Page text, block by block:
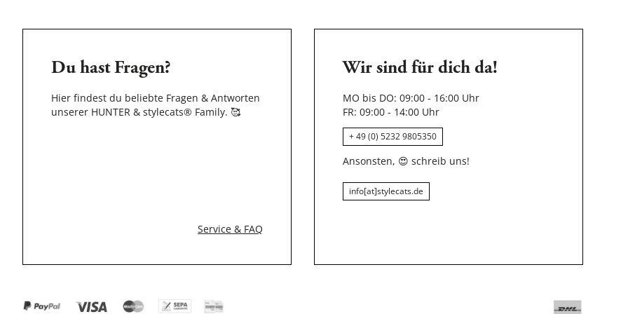
Du hast Fragen?
Hier findest du beliebte Fragen & Antworten
unserer HUNTER & stylecats® Family. 🥰
Service & FAQ
Wir sind für dich da!
MO bis DO: 09:00 - 16:00 Uhr
FR: 09:00 - 14:00 Uhr
+ 49 (0) 5232 9805350
Ansonsten, 😍 schreib uns!
info[at]stylecats.de